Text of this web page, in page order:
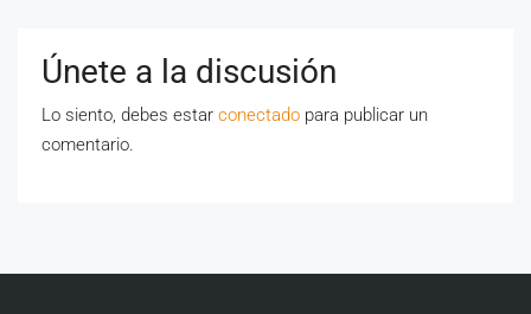
Únete a la discusión
Lo siento, debes estar conectado para publicar un
comentario.